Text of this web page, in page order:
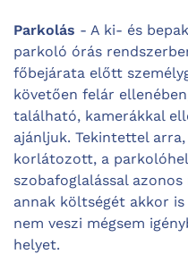
Parkolás - A ki- és
parkoló órás
főbejárata előtt
követően felár
található, kamerákkal
ajánljuk. Tekintettel
korlátozott, a
szobafoglalással
annak költségét akkor
nem veszi mégsem
helyet.